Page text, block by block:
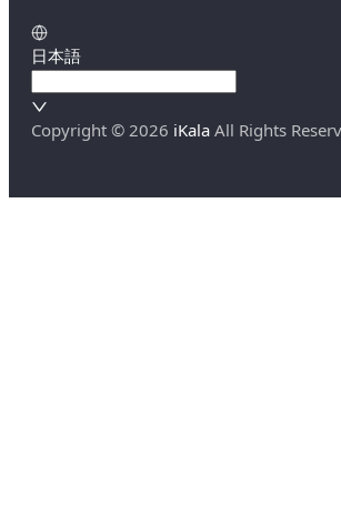
日本語
Copyright © 2026 iKala All Rights